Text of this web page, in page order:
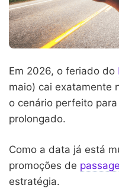
Em 2026, o feriado do
maio) cai exatamente
o cenário perfeito
prolongado.
Como a data já está
promoções de
estratégia.